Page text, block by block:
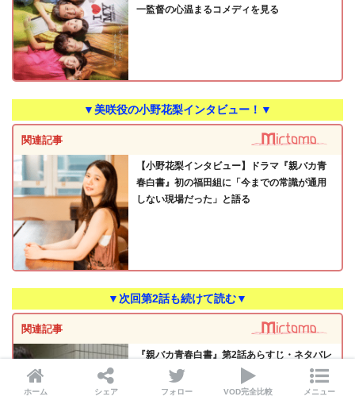
一監督の心温まるコメディを見る
▼美咲役の小野花梨インタビュー！▼
関連記事
【小野花梨インタビュー】ドラマ『親バカ青
春白書』初の福田組に「今までの常識が通用
しない現場だった」と語る
▼次回第2話も続けて読む▼
関連記事
『親バカ青春白書』第2話あらすじ・ネタバレ
感想！畠山から弟子入りを志願されたガタロ
ーは…
ホーム シェア フォロー VOD完全比較 メニュー